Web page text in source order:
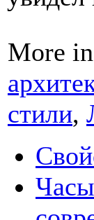
More
стили,